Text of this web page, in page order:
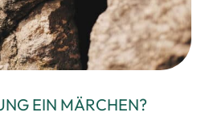
EIN MÄRCHEN?